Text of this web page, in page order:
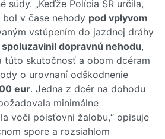
súdy. „Keďže Polícia SR určila,
v čase nehody pod vplyvom
vstúpením do jazdnej dráhy
spoluzavinil dopravnú nehodu,
túto skutočnosť a obom dcéram
o urovnaní odškodnenie
eur. Jedna z dcér na dohodu
minimálne
voči poisťovni žalobu,“ opisuje
spore a rozsiahlom